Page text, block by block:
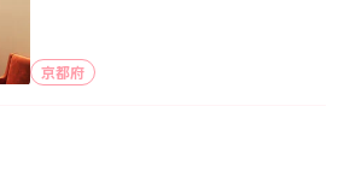
京都府